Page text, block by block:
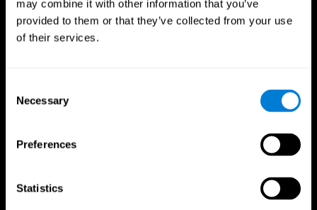
may combine it with other information that you’ve
provided to them or that they’ve collected from your use
of their services.
Selection
Necessary
Preferences
Statistics